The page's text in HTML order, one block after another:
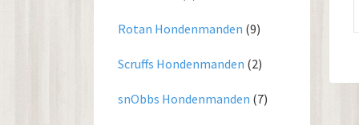
Rotan Hondenmanden (9)
Scruffs Hondenmanden (2)
snObbs Hondenmanden (7)